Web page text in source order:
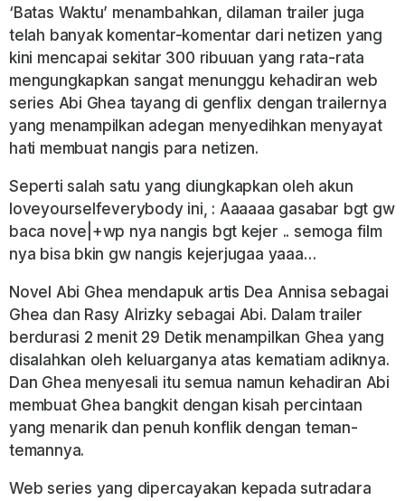
‘Batas Waktu’ menambahkan, dilaman trailer juga
telah banyak komentar-komentar dari netizen yang
kini mencapai sekitar 300 ribuuan yang rata-rata
mengungkapkan sangat menunggu kehadiran web
series Abi Ghea tayang di genflix dengan trailernya
yang menampilkan adegan menyedihkan menyayat
hati membuat nangis para netizen.
Seperti salah satu yang diungkapkan oleh akun
loveyourselfeverybody ini, : Aaaaaa gasabar bgt gw
baca nove|+wp nya nangis bgt kejer .. semoga film
nya bisa bkin gw nangis kejerjugaa yaaa…
Novel Abi Ghea mendapuk artis Dea Annisa sebagai
Ghea dan Rasy Alrizky sebagai Abi. Dalam trailer
berdurasi 2 menit 29 Detik menampilkan Ghea yang
disalahkan oleh keluarganya atas kematiam adiknya.
Dan Ghea menyesali itu semua namun kehadiran Abi
membuat Ghea bangkit dengan kisah percintaan
yang menarik dan penuh konflik dengan teman-
temannya.
Web series yang dipercayakan kepada sutradara